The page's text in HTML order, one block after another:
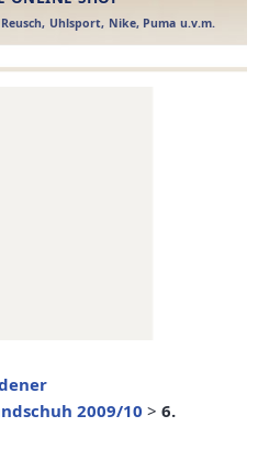
2009/10 > 6.